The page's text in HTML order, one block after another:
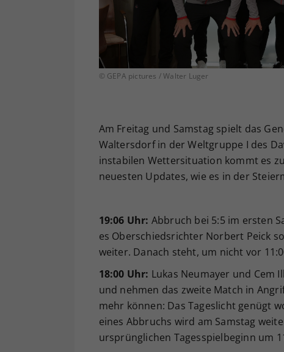
© GEPA pictures / Walter Luger
Am Freitag und Samstag spielt das
Waltersdorf in der Weltgruppe I des
instabilen Wettersituation kommt es
neuesten Updates, wie es in der
19:06 Uhr: Abbruch bei 5:5 im ersten
es Oberschiedsrichter Norbert Peick
weiter. Danach steht, um nicht vor
18:00 Uhr: Lukas Neumayer und Cem
und nehmen das zweite Match in
mehr können: Das Tageslicht genügt
eines Abbruchs wird am Samstag
ursprünglichen Tagesspielbeginn um